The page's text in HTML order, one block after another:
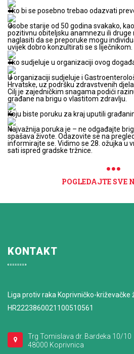
Tko bi se posebno trebao odazvati
Osobe starije od 50 godina svakako,
pozitivnu obiteljsku anamnezu ili druge
naglasiti da se preporuke mogu
uvijek dobro konzultirati se s liječnikom.
Tko sudjeluje u organizaciji ovog
U organizaciji sudjeluje i
Hrvatske, uz podršku zdravstvenih
Cilj je zajedničkim snagama podići
građane na brigu o vlastitom zdravlju.
Koju biste poruku za kraj uputili
Najvažnija poruka je – ne odgađajte
spašava živote. Odazovite se na
informirajte se. Vidimo se 28. ožujka u
sati ispred gradske tržnice.
POGLEDAJTE SVE
KONTAKT
Liga protiv raka Koprivničko-križevačke
HR2223860021100510561
Trg Tomislava dr. Bardeka 10/10
48000 Koprivnica